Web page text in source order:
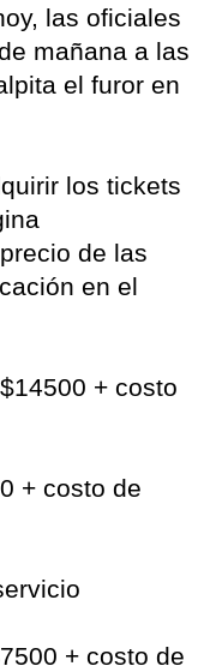
las oficiales
mañana a las
el furor en
los tickets
de las
en el
+ costo
+ costo de
+ costo de